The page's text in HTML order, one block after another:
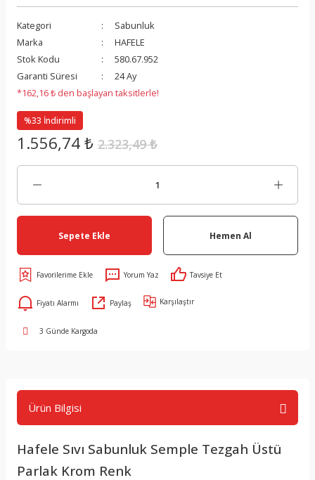
Kategori
Sabunluk
Marka
HAFELE
Stok Kodu
580.67.952
Garanti Süresi
24 Ay
*162,16 ₺ den başlayan taksitlerle!
%33 İndirimli
1.556,74 ₺ 2.323,49 ₺
Sepete Ekle Hemen Al
Yorum Yaz Tavsiye Et
Fiyatı Alarmı Paylaş Karşılaştır
3 Günde Kargoda
Ürün Bilgisi
Hafele Sıvı Sabunluk Semple Tezgah Üstü
Parlak Krom Renk